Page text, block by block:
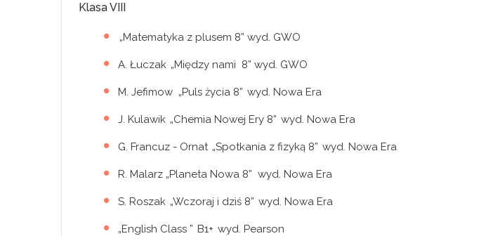
Klasa VIII
„Matematyka z plusem 8” wyd. GWO
A. Łuczak „Między nami 8” wyd. GWO
M. Jefimow „Puls życia 8” wyd. Nowa Era
J. Kulawik „Chemia Nowej Ery 8” wyd. Nowa Era
G. Francuz - Ornat „Spotkania z fizyką 8” wyd. Nowa Era
R. Malarz „Planeta Nowa 8” wyd. Nowa Era
S. Roszak „Wczoraj i dziś 8” wyd. Nowa Era
„English Class ” B1+ wyd. Pearson